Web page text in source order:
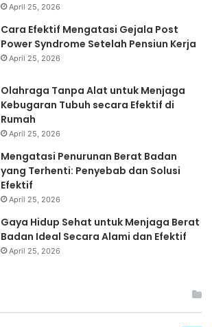
April 25, 2026
Cara Efektif Mengatasi Gejala Post
Power Syndrome Setelah Pensiun Kerja
April 25, 2026
Olahraga Tanpa Alat untuk Menjaga
Kebugaran Tubuh secara Efektif di
Rumah
April 25, 2026
Mengatasi Penurunan Berat Badan
yang Terhenti: Penyebab dan Solusi
Efektif
April 25, 2026
Gaya Hidup Sehat untuk Menjaga Berat
Badan Ideal Secara Alami dan Efektif
April 25, 2026